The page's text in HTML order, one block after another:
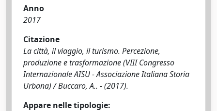
Anno
2017
Citazione
La città, il viaggio, il turismo. Percezione,
produzione e trasformazione (VIII Congresso
Internazionale AISU - Associazione Italiana Storia
Urbana) / Buccaro, A.. - (2017).
Appare nelle tipologie: